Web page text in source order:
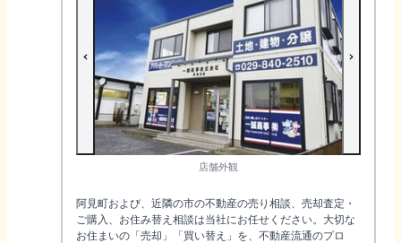
店舗外観
阿見町および、近隣の市の不動産の売り相談、売却査定・
ご購入、お住み替え相談は当社にお任せください。大切な
お住まいの「売却」「買い替え」を、不動産流通のプロ